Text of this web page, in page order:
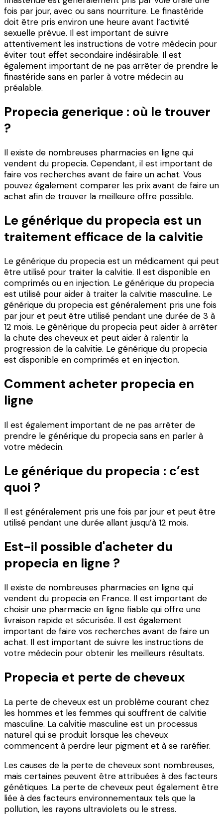
fois par jour, avec ou sans nourriture. Le finastéride
doit être pris environ une heure avant l’activité
sexuelle prévue. Il est important de suivre
attentivement les instructions de votre médecin pour
éviter tout effet secondaire indésirable. Il est
également important de ne pas arrêter de prendre le
finastéride sans en parler à votre médecin au
préalable.
Propecia generique : où le trouver
?
Il existe de nombreuses pharmacies en ligne qui
vendent du propecia. Cependant, il est important de
faire vos recherches avant de faire un achat. Vous
pouvez également comparer les prix avant de faire un
achat afin de trouver la meilleure offre possible.
Le générique du propecia est un
traitement efficace de la calvitie
Le générique du propecia est un médicament qui peut
être utilisé pour traiter la calvitie. Il est disponible en
comprimés ou en injection. Le générique du propecia
est utilisé pour aider à traiter la calvitie masculine. Le
générique du propecia est généralement pris une fois
par jour et peut être utilisé pendant une durée de 3 à
12 mois. Le générique du propecia peut aider à arrêter
la chute des cheveux et peut aider à ralentir la
progression de la calvitie. Le générique du propecia
est disponible en comprimés et en injection.
Comment acheter propecia en
ligne
Il est également important de ne pas arrêter de
prendre le générique du propecia sans en parler à
votre médecin.
Le générique du propecia : c’est
quoi ?
Il est généralement pris une fois par jour et peut être
utilisé pendant une durée allant jusqu’à 12 mois.
Est-il possible d'acheter du
propecia en ligne ?
Il existe de nombreuses pharmacies en ligne qui
vendent du propecia en France. Il est important de
choisir une pharmacie en ligne fiable qui offre une
livraison rapide et sécurisée. Il est également
important de faire vos recherches avant de faire un
achat. Il est important de suivre les instructions de
votre médecin pour obtenir les meilleurs résultats.
Propecia et perte de cheveux
La perte de cheveux est un problème courant chez
les hommes et les femmes qui souffrent de calvitie
masculine. La calvitie masculine est un processus
naturel qui se produit lorsque les cheveux
commencent à perdre leur pigment et à se raréfier.
Les causes de la perte de cheveux sont nombreuses,
mais certaines peuvent être attribuées à des facteurs
génétiques. La perte de cheveux peut également être
liée à des facteurs environnementaux tels que la
pollution, les rayons ultraviolets ou le stress.